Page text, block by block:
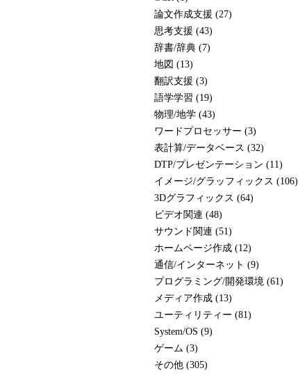
論文作成支援 (27)
思考支援 (43)
辞書/辞典 (7)
地図 (13)
翻訳支援 (3)
語学学習 (19)
物理/地学 (43)
ワードプロセッサー (3)
表計算/データベース (32)
DTP/プレゼンテーション (11)
イメージ/グラッフィックス (106)
3Dグラフィックス (64)
ビデオ関連 (48)
サウンド関連 (51)
ホームページ作成 (12)
通信/インターネット (9)
プログラミング/開発環境 (61)
メディア作成 (13)
ユーティリティー (81)
System/OS (9)
ゲーム (3)
その他 (305)